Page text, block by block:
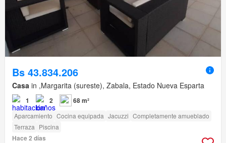
Bs 43.834.206
Casa in ,Margarita (sureste), Zabala, Estado Nueva Esparta
1 2 68 m²
Aparcamiento Cocina equipada Jacuzzi Completamente amueblado
Terraza Piscina
Hace 2 días